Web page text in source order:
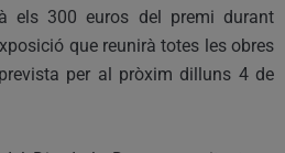
els 300 euros del premi durant
que reunirà totes les obres
per al pròxim dilluns 4 de